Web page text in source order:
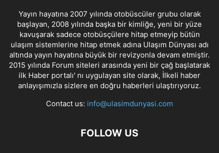
Yayın hayatına 2007 yılında otobüscüler grubu olarak
başlayan, 2008 yılında başka bir kimliğe, yeni bir yüze
kavuşarak sadece otobüsçülere hitap etmeyip bütün
ulaşım sistemlerine hitap etmek adına Ulaşım Dünyası adı
altında yayın hayatına büyük bir revizyonla devam etmiştir.
2015 yılında Forum siteleri arasında yeni bir çağ başlatarak
ilk Haber portalı' nı uygulayan site olarak, İlkeli haber
anlayışımızla sizlere en doğru haberleri ulaştırıyoruz.
Contact us: info@ulasimdunyasi.com
FOLLOW US